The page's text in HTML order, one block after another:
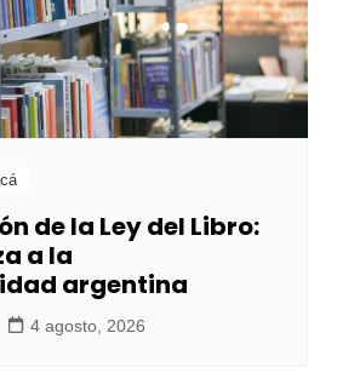
de la Ley del Libro:
a la
argentina
4 agosto, 2026